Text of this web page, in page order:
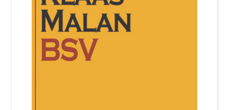
Login Customizer
Newsletter
Nous Contacter